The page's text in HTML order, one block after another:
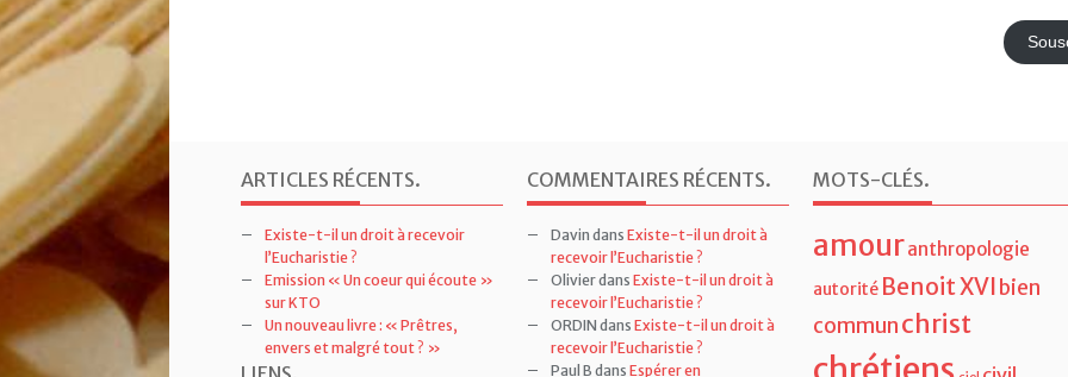
mail
ARTICLES RÉCENTS.
Existe-t-il un droit à recevoir
l’Eucharistie ?
Emission « Un coeur qui écoute »
sur KTO
Un nouveau livre : « Prêtres,
envers et malgré tout ? »
COMMENTAIRES RÉCENTS.
Davin dans Existe-t-il un droit à
recevoir l’Eucharistie ?
Olivierdans Existe-t-il un droit à
recevoir l’Eucharistie ?
ORDIN dans Existe-t-il un droit à
recevoir l’Eucharistie ?
Paul B dans Espérer en
MOTS-CLÉS.
amouranthropologie
autorité Benoit XVIbien
communchrist